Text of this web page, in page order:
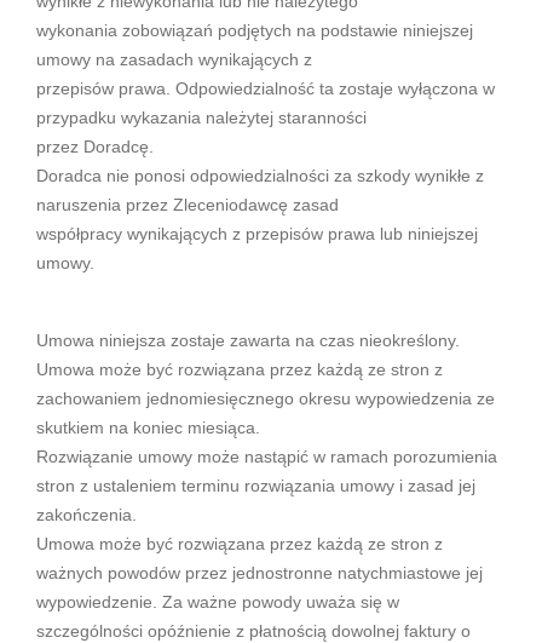
wykonania zobowiązań podjętych na podstawie niniejszej
umowy na zasadach wynikających z
przepisów prawa. Odpowiedzialność ta zostaje wyłączona w
przypadku wykazania należytej staranności
przez Doradcę.
Doradca nie ponosi odpowiedzialności za szkody wynikłe z
naruszenia przez Zleceniodawcę zasad
współpracy wynikających z przepisów prawa lub niniejszej
umowy.
Umowa niniejsza zostaje zawarta na czas nieokreślony.
Umowa może być rozwiązana przez każdą ze stron z
zachowaniem jednomiesięcznego okresu wypowiedzenia ze
skutkiem na koniec miesiąca.
Rozwiązanie umowy może nastąpić w ramach porozumienia
stron z ustaleniem terminu rozwiązania umowy i zasad jej
zakończenia.
Umowa może być rozwiązana przez każdą ze stron z
ważnych powodów przez jednostronne natychmiastowe jej
wypowiedzenie. Za ważne powody uważa się w
szczególności opóźnienie z płatnością dowolnej faktury o